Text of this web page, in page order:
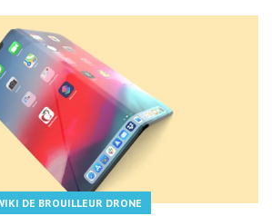
DE BROUILLEUR DRONE